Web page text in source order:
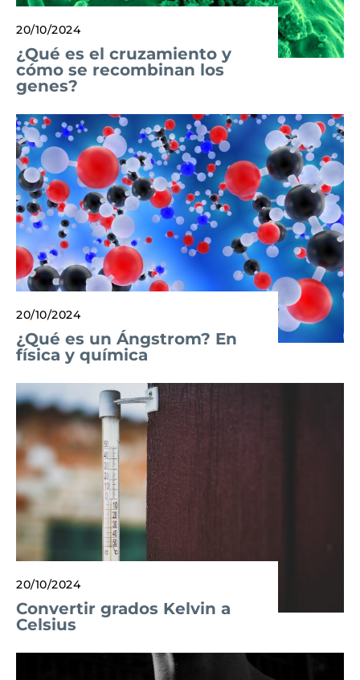
20/10/2024
¿Qué es el cruzamiento y
cómo se recombinan los
genes?
20/10/2024
¿Qué es un Ángstrom? En
física y química
20/10/2024
Convertir grados Kelvin a
Celsius